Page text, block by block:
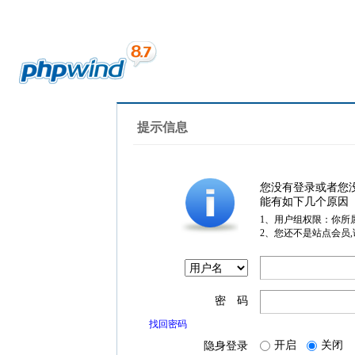
提示信息
您没有登录或者您
能有如下几个原因
1、用户组权限：你所
2、您还不是站点会员
密 码
找回密码
隐身登录 开启 关闭